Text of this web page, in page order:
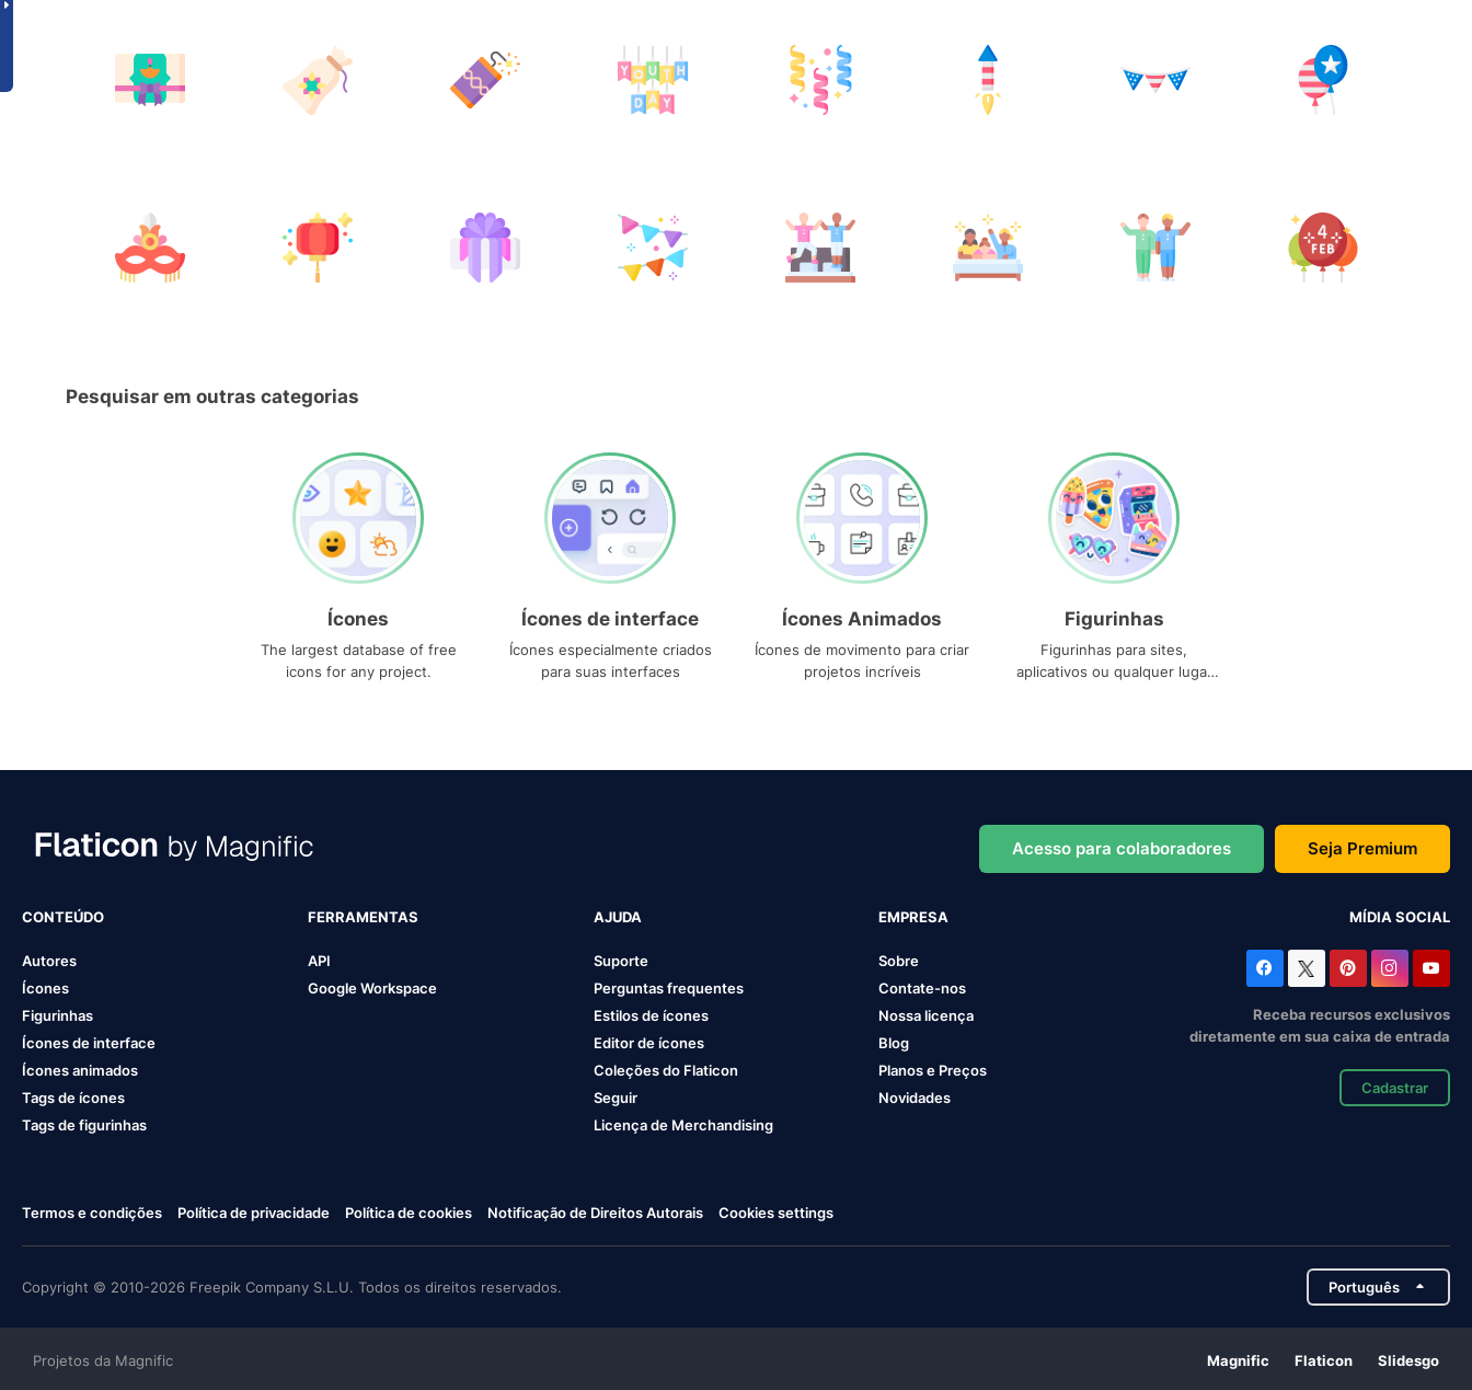
Pesquisar em outras categorias
Ícones
The largest database of free
icons for any project.
Ícones de interface
Ícones especialmente criados
para suas interfaces
Ícones Animados
Ícones de movimento para criar
projetos incríveis
Figurinhas
Figurinhas para sites,
aplicativos ou qualquer lugar
Acesso para colaboradores Seja Premium
CONTEÚDO
Autores
Ícones
Figurinhas
Ícones de interface
Ícones animados
Tags de ícones
Tags de figurinhas
FERRAMENTAS
API
Google Workspace
AJUDA
Suporte
Perguntas frequentes
Estilos de ícones
Editor de ícones
Coleções do Flaticon
Seguir
Licença de Merchandising
EMPRESA
Sobre
Contate-nos
Nossa licença
Blog
Planos e Preços
Novidades
MÍDIA SOCIAL
Receba recursos exclusivos
diretamente em sua caixa de entrada
Cadastrar
Termos e condições Política de privacidade Política de cookies Notificação de Direitos Autorais Cookies settings
Copyright © 2010-2026 Freepik Company S.L.U. Todos os direitos reservados. Português
Projetos da Magnific Magnific Flaticon Slidesgo